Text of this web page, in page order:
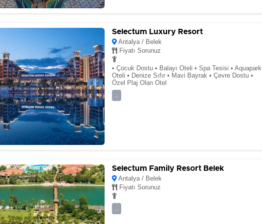
Selectum Luxury Resort
Antalya / Belek
Fiyatı Sorunuz
• Çocuk Dostu • Balayı Oteli • Spa Tesisi • Aquapark
Oteli • Denize Sıfır • Mavi Bayrak • Çevre Dostu •
Özel Plaj Olan Otel
Selectum Family Resort Belek
Antalya / Belek
Fiyatı Sorunuz